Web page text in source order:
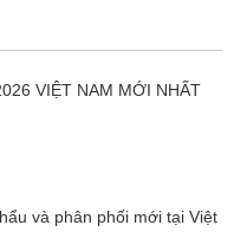
VIỆT NAM MỚI NHẤT
và phân phối mới tại Việt